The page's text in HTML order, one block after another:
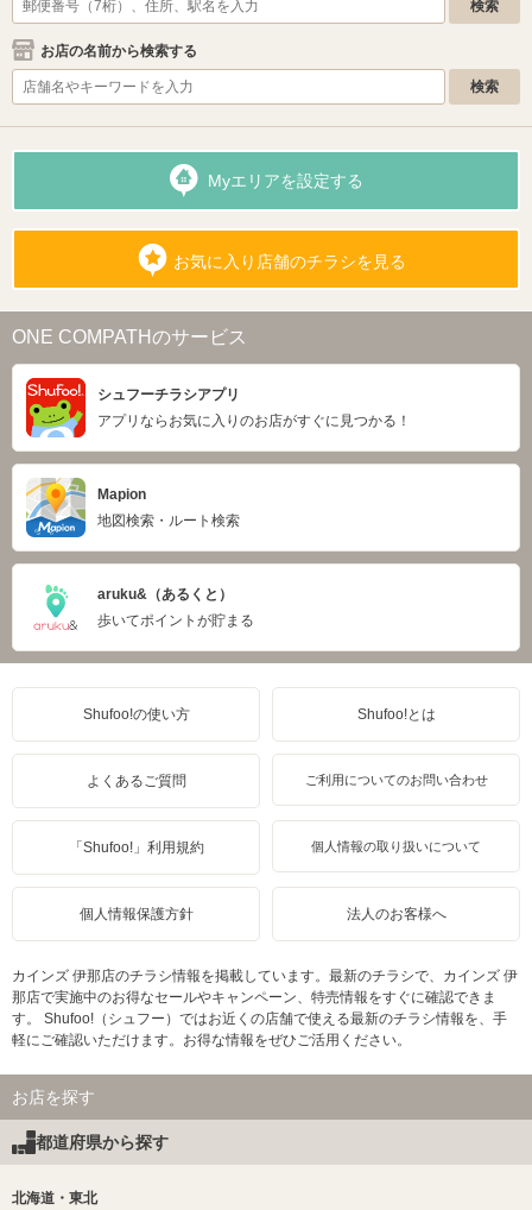
お店の名前から検索する
Myエリアを設定する
お気に入り店舗のチラシを見る
ONE COMPATHのサービス
シュフーチラシアプリ
アプリならお気に入りのお店がすぐに見つかる！
Mapion
地図検索・ルート検索
aruku&（あるくと）
歩いてポイントが貯まる
Shufoo!の使い方 Shufoo!とは
よくあるご質問 ご利用についてのお問い合わせ
「Shufoo!」利用規約 個人情報の取り扱いについて
個人情報保護方針 法人のお客様へ
カインズ 伊那店のチラシ情報を掲載しています。最新のチラシで、カインズ 伊
那店で実施中のお得なセールやキャンペーン、特売情報をすぐに確認できま
す。 Shufoo!（シュフー）ではお近くの店舗で使える最新のチラシ情報を、手
軽にご確認いただけます。お得な情報をぜひご活用ください。
お店を探す
都道府県から探す
北海道・東北